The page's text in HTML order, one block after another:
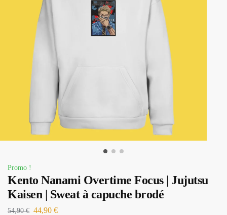
Promo !
Kento Nanami Overtime Focus | Jujutsu
Kaisen | Sweat à capuche brodé
54,90€ 44,90 €